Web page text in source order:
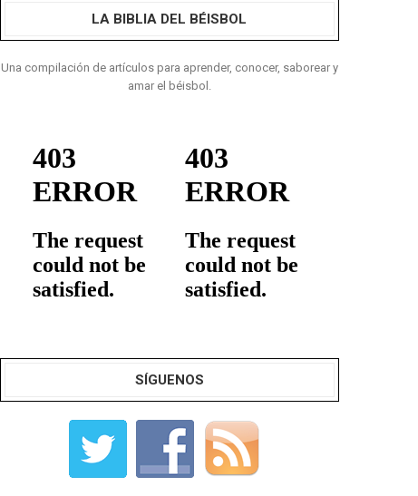
LA BIBLIA DEL BÉISBOL
Una compilación de artículos para aprender, conocer, saborear y
amar el béisbol.
SÍGUENOS